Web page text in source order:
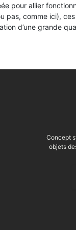
pour allier
pas, comme ici),
d’une grande
Concept
objets